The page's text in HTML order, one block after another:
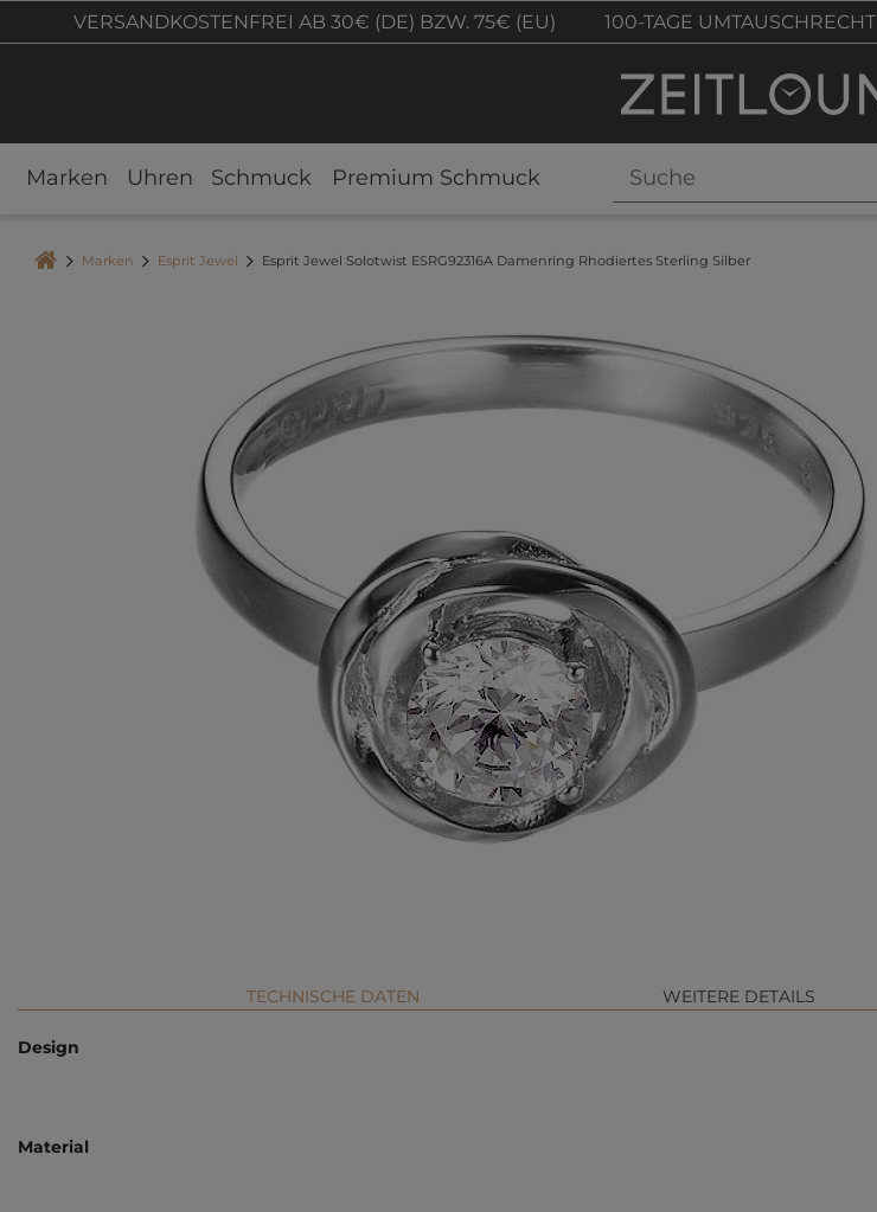
VERSANDKOSTENFREI AB 30€ (DE) BZW. 75€ (EU) 100-TAGE UMTAUSCHRECHT
Marken Uhren Schmuck Premium Schmuck
Marken Esprit Jewel Esprit Jewel Solotwist ESRG92316A Damenring Rhodiertes Sterling Silber
TECHNISCHE DATEN WEITERE DETAILS
Design
Material